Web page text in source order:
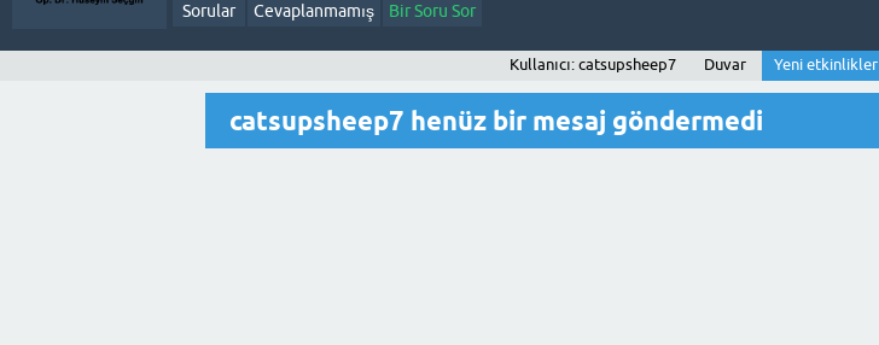
Sorular Cevaplanmamış Bir Soru Sor
Kullanıcı: catsupsheep7 Duvar Yeni etkinlikler
catsupsheep7 henüz bir mesaj göndermedi